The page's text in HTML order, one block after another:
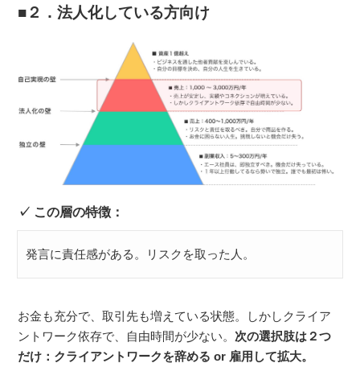
２．法人化している方向け
この層の特徴：
発言に責任感がある。リスクを取った人。
お金も充分で、取引先も増えている状態。しかしクライア
ントワーク依存で、自由時間が少ない。次の選択肢は２つ
だけ：クライアントワークを辞める or 雇用して拡大。